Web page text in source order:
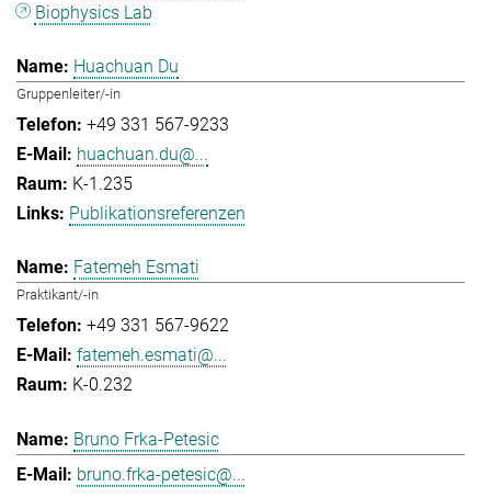
Biophysics Lab
Huachuan Du
Gruppenleiter/-in
+49 331 567-9233
huachuan.du@...
K-1.235
Publikationsreferenzen
Fatemeh Esmati
Praktikant/-in
+49 331 567-9622
fatemeh.esmati@...
K-0.232
Bruno Frka-Petesic
bruno.frka-petesic@...